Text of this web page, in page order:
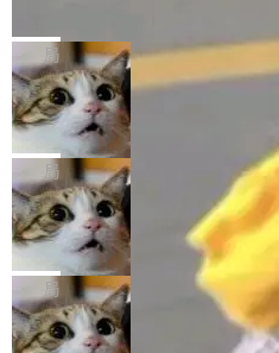
“启蒙老师”。 而今年，恰好是雷霄
年。FFmpeg 社区最终选择用一个
字，留下了这份纪念。 雷霄骅曾是
数字电视技术方向的博士生，长期
频技...
编写程序，目标是完成电商平台作
列表的数据匹配 —— 一项常规的数
务，最终却产生了 180 万美元的账
超出原定预算 860%。 更令人意外
最终并未成功落地，而高额算力消
达 5 个月，公司直到财务对账时才
意味着一个无人看管的 AI 程序，
里日夜不停地"烧钱"。 复盘显示，...
e CEO Clément Delangue 在
没有拐弯抹角。他说中国正在赢得
且按目前的速度，中国 AI 工具预计
2027 年就能追上美国前沿实验室
ngue 把原因归结为一件事：开放
AI 开发者在一个共享和协作的生
而美国模型厂商在"闭门造车"。他
ding in silos"——各自为战，互不
断从他嘴里说出来分量不同。
全球最大的开源 AI 平台，上面跑
型。谁在开源赛道上领先，...
局
当 AI agent 把源码变成了最好
统，开发者工具必须开源
五年前，David Crawshaw 问过很
一个问题：你写过什么给自己用的
乎都是没有。工程师们整天用别人
序给别人用。偶尔有人自己写个博
家居控制、家庭实验室，都算稀奇
aw 是 Shelley 的作者，一个开源
nt。他最近在博客上写了一篇文章
简单：开发者工具必须开源。 理
局
DeepSeek Harness 宣布内测
网最大规模开源 Agent 路演现
一条内测招募帖，发出去的时候大
会变成一场开源 Agent 生态的路
DeepSeek Harness 团队负责人
i）在 X 上发帖： 「如果你是
局
商汤 SenseNova U1.5-Lite-